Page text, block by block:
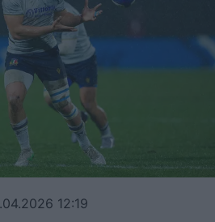
12:19